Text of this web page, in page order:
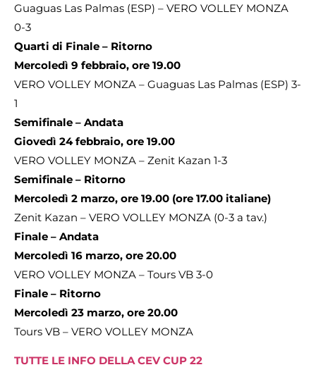
Guaguas Las Palmas (ESP) – VERO VOLLEY MONZA
0-3
Quarti di Finale – Ritorno
Mercoledì 9 febbraio, ore 19.00
VERO VOLLEY MONZA – Guaguas Las Palmas (ESP) 3-
1
Semifinale – Andata
Giovedì 24 febbraio, ore 19.00
VERO VOLLEY MONZA – Zenit Kazan 1-3
Semifinale – Ritorno
Mercoledì 2 marzo, ore 19.00 (ore 17.00 italiane)
Zenit Kazan – VERO VOLLEY MONZA (0-3 a tav.)
Finale – Andata
Mercoledì 16 marzo, ore 20.00
VERO VOLLEY MONZA – Tours VB 3-0
Finale – Ritorno
Mercoledì 23 marzo, ore 20.00
Tours VB – VERO VOLLEY MONZA
TUTTE LE INFO DELLA CEV CUP 22